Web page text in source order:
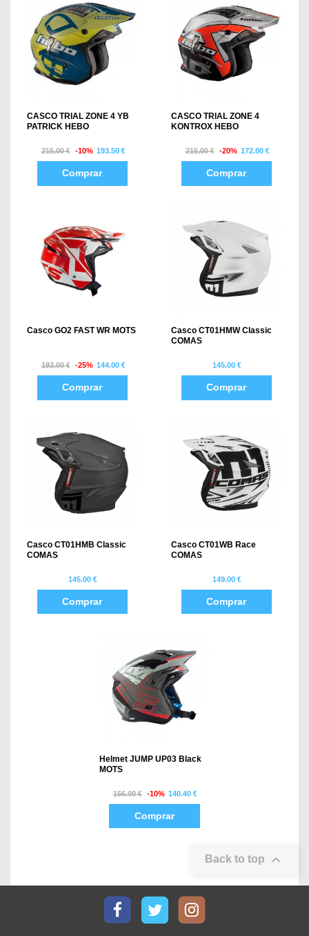
CASCO TRIAL ZONE 4 YB
PATRICK HEBO
215.00 € -10% 193.50 €
Comprar
CASCO TRIAL ZONE 4
KONTROX HEBO
215.00 € -20% 172.00 €
Comprar
Casco GO2 FAST WR MOTS
192.00 € -25% 144.00 €
Comprar
Casco CT01HMW Classic
COMAS
145.00 €
Comprar
Casco CT01HMB Classic
COMAS
145.00 €
Comprar
Casco CT01WB Race
COMAS
149.00 €
Comprar
Helmet JUMP UP03 Black
MOTS
156.00 € -10% 140.40 €
Comprar
Back to top 
FacebookTwitter